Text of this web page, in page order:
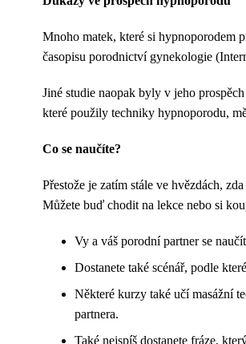
Mnoho matek, které si hypnoporodem
časopisu porodnictví gynekologie
Jiné studie naopak byly v jeho
které použily techniky hypnoporodu,
Co se naučíte?
Přestože je zatím stále ve hvězdách,
Můžete buď chodit na lekce nebo si
Vy a váš porodní partner se
Dostanete také scénář, podle
Některé kurzy také učí masážní
partnera.
Také nejspíš dostanete fráze,